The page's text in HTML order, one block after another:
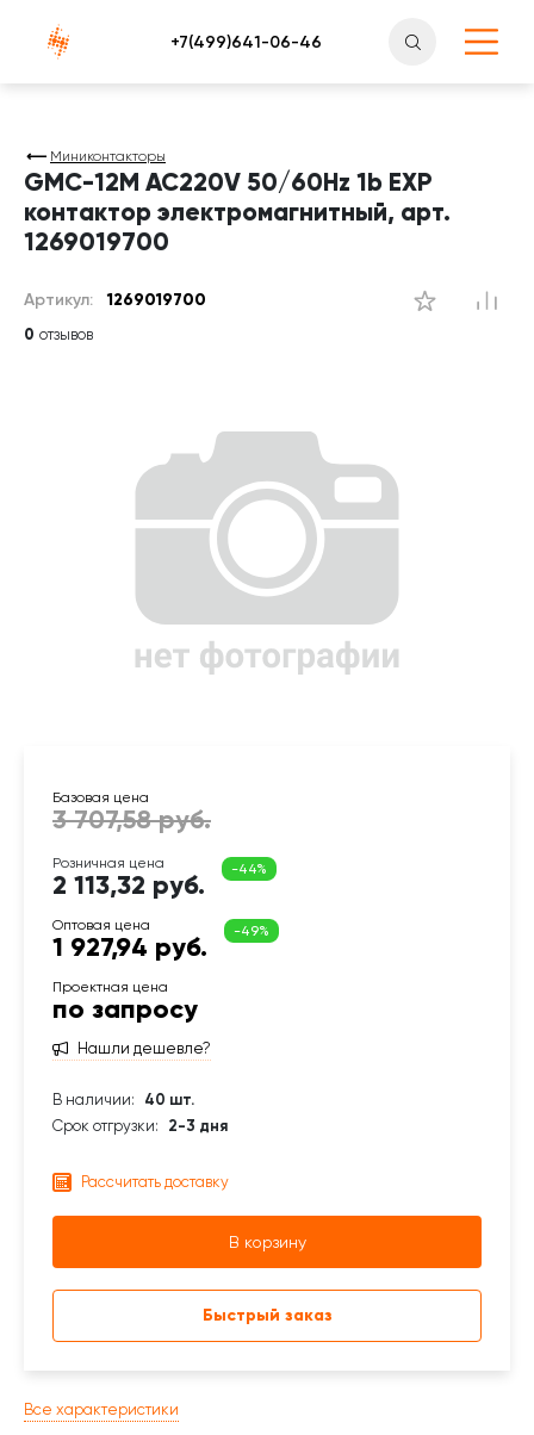
Атлантснаб
Миниконтакторы
GMC-12M AC220V 50/60Hz 1b EXP
контактор электромагнитный, арт.
1269019700
Артикул: 1269019700
Все характеристики
2 113,32 руб.
1 927,94 руб.
по запросу
Нашли дешевле?
В наличии:
40 шт.
Срок отгрузки:
2-3 дня
Рассчитать доставку
В корзину
Быстрый заказ